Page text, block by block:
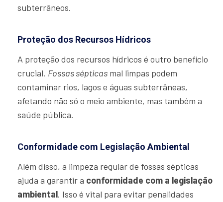
subterrâneos.
Proteção dos Recursos Hídricos
A proteção dos recursos hídricos é outro benefício
crucial. Fossas sépticas mal limpas podem
contaminar rios, lagos e águas subterrâneas,
afetando não só o meio ambiente, mas também a
saúde pública.
Conformidade com Legislação Ambiental
Além disso, a limpeza regular de fossas sépticas
ajuda a garantir a conformidade com a legislação
ambiental. Isso é vital para evitar penalidades